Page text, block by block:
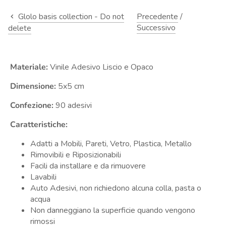
Glolo basis collection - Do not
delete
Precedente /
Successivo
Materiale: Vinile Adesivo Liscio e Opaco
Dimensione: 5x5 cm
Confezione: 90 adesivi
Caratteristiche:
Adatti a Mobili, Pareti, Vetro, Plastica, Metallo
Rimovibili e Riposizionabili
Facili da installare e da rimuovere
Lavabili
Auto Adesivi, non richiedono alcuna colla, pasta o
acqua
Non danneggiano la superficie quando vengono
rimossi